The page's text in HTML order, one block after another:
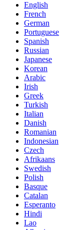
English
French
German
Portuguese
Spanish
Russian
Japanese
Korean
Arabic
Irish
Greek
Turkish
Italian
Danish
Romanian
Indonesian
Czech
Afrikaans
Swedish
Polish
Basque
Catalan
Esperanto
Hindi
Lao